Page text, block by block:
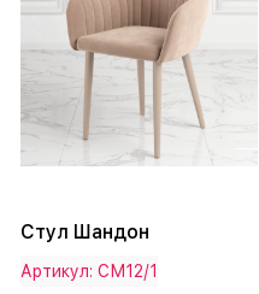
Стул Шандон
Артикул: СМ12/1